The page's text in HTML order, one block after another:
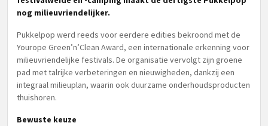
nog milieuvriendelijker.
Pukkelpop werd reeds voor eerdere edities bekroond met de
Yourope Green’n’Clean Award, een internationale erkenning voor
milieuvriendelijke festivals. De organisatie vervolgt zijn groene
pad met talrijke verbeteringen en nieuwigheden, dankzij een
integraal milieuplan, waarin ook duurzame onderhoudsproducten
thuishoren.
Bewuste keuze